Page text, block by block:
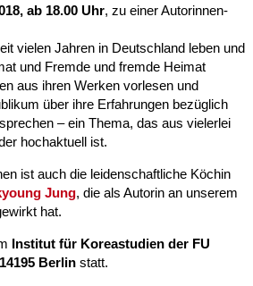
ab 18.00 Uhr, zu einer Autorinnen-
vielen Jahren in Deutschland leben und
und Fremde und fremde Heimat
aus ihren Werken vorlesen und
über ihre Erfahrungen bezüglich
– ein Thema, das aus vielerlei
hochaktuell ist.
ist auch die leidenschaftliche Köchin
Jung, die als Autorin an unserem
hat.
Institut für Koreastudien der FU
14195 Berlin statt.